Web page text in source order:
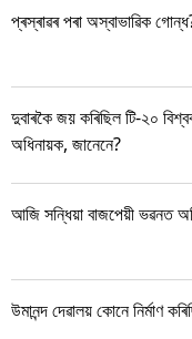
প্ৰস্ৰাৱৰ পৰা অস্বাভাৱিক
দুবাৰকৈ জয় কৰিছিল টি-২০
অধিনায়ক, জানেনে?
আজি সন্ধিয়া বাজপেয়ী ভৱনত
উমানন্দ দেৱালয় কোনে নিৰ্মাণ